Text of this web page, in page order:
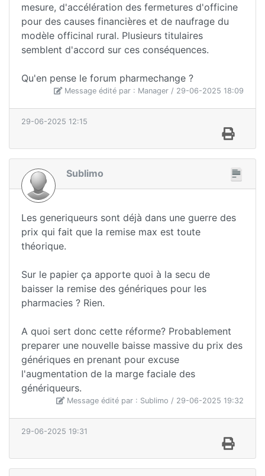
mesure, d'accélération des fermetures d'officine
pour des causes financières et de naufrage du
modèle officinal rural. Plusieurs titulaires
semblent d'accord sur ces conséquences.
Qu'en pense le forum pharmechange ?
Message édité par : Manager / 29-06-2025 18:09
29-06-2025 12:15
Sublimo
Les generiqueurs sont déjà dans une guerre des
prix qui fait que la remise max est toute
théorique.
Sur le papier ça apporte quoi à la secu de
baisser la remise des génériques pour les
pharmacies ? Rien.
A quoi sert donc cette réforme? Probablement
preparer une nouvelle baisse massive du prix des
génériques en prenant pour excuse
l'augmentation de la marge faciale des
génériqueurs.
Message édité par : Sublimo / 29-06-2025 19:32
29-06-2025 19:31